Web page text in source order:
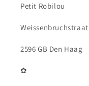
Petit Robilou
Weissenbruchstraat
2596 GB Den Haag
✿